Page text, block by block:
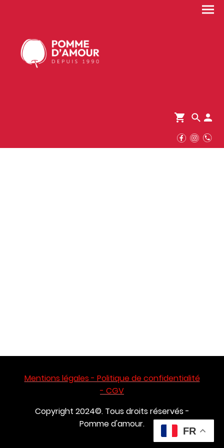
Mentions légales - Politique de confidentialité
- CGV
Copyright 2024©. Tous droits réservés -
Pomme d'amour.
FR